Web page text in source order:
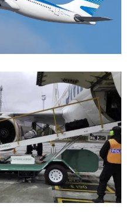
MARIA SONZINI
MARIA SONZINI
Aviación General